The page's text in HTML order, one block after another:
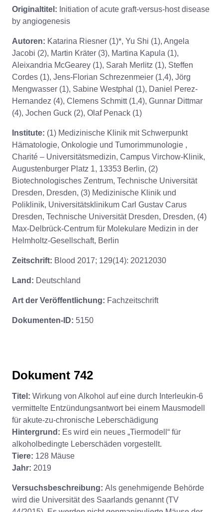
Originaltitel: Initiation of acute graft-versus-host disease
by angiogenesis
Autoren: Katarina Riesner (1)*, Yu Shi (1), Angela
Jacobi (2), Martin Kräter (3), Martina Kapula (1),
Aleixandria McGearey (1), Sarah Merlitz (1), Steffen
Cordes (1), Jens-Florian Schrezenmeier (1,4), Jörg
Mengwasser (1), Sabine Westphal (1), Daniel Perez-
Hernandez (4), Clemens Schmitt (1,4), Gunnar Dittmar
(4), Jochen Guck (2), Olaf Penack (1)
Institute: (1) Medizinische Klinik mit Schwerpunkt
Hämatologie, Onkologie und Tumorimmunologie ,
Charité – Universitätsmedizin, Campus Virchow-Klinik,
Augustenburger Platz 1, 13353 Berlin, (2)
Biotechnologisches Zentrum, Technische Universität
Dresden, Dresden, (3) Medizinische Klinik und
Poliklinik, Universitätsklinikum Carl Gustav Carus
Dresden, Technische Universität Dresden, Dresden, (4)
Max-Delbrück-Centrum für Molekulare Medizin in der
Helmholtz-Gesellschaft, Berlin
Zeitschrift: Blood 2017; 129(14): 20212030
Land: Deutschland
Art der Veröffentlichung: Fachzeitschrift
Dokumenten-ID: 5150
Dokument 742
Titel: Wirkung von Alkohol auf eine durch Interleukin-6
vermittelte Entzündungsantwort bei einem Mausmodell
für akute-zu-chronische Leberschädigung
Hintergrund: Es wird ein neues „Tiermodell“ für
alkoholbedingte Leberschäden vorgestellt.
Tiere: 128 Mäuse
Jahr: 2019
Versuchsbeschreibung: Als genehmigende Behörde
wird die Universität des Saarlands genannt (TV